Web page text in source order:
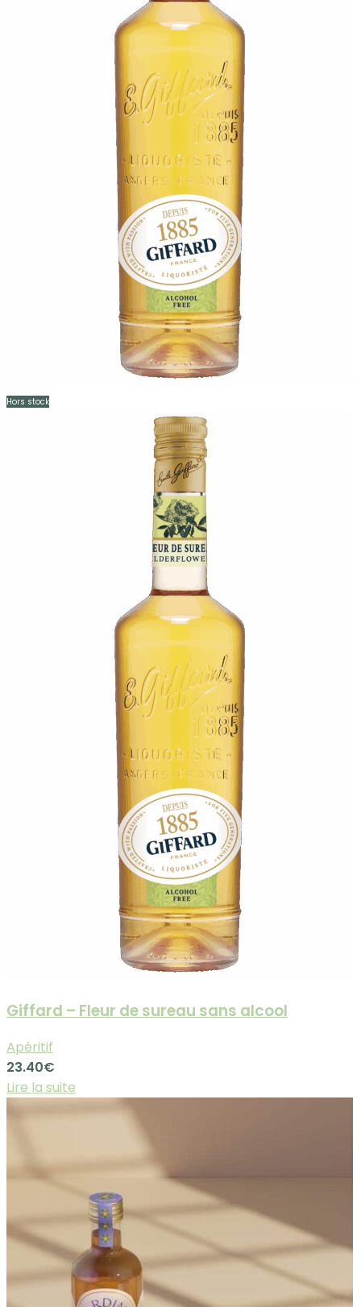
Hors stock
Giffard – Fleur de sureau sans alcool
Apéritif
23.40€
Lire la suite